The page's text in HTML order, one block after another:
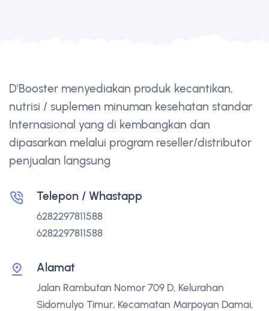
D'Booster menyediakan produk kecantikan,
nutrisi / suplemen minuman kesehatan standar
Internasional yang di kembangkan dan
dipasarkan melalui program reseller/distributor
penjualan langsung
Telepon / Whastapp
6282297811588
6282297811588
Alamat
Jalan Rambutan Nomor 709 D, Kelurahan
Sidomulyo Timur, Kecamatan Marpoyan Damai,